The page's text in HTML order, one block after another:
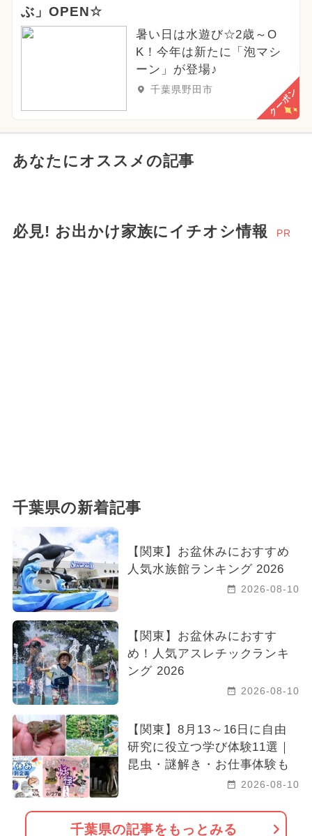
ぶ」OPEN☆
暑い日は水遊び☆2歳～O
K！今年は新たに「泡マシ
ーン」が登場♪
千葉県野田市 クーポン
あなたにオススメの記事
必見! お出かけ家族にイチオシ情報 PR
千葉県の新着記事
【関東】お盆休みにおすすめ
人気水族館ランキング 2026
2026-08-10
【関東】お盆休みにおすす
め！人気アスレチックランキ
ング 2026
2026-08-10
【関東】8月13～16日に自由
研究に役立つ学び体験11選｜
昆虫・謎解き・お仕事体験も
2026-08-10
千葉県の記事をもっとみる